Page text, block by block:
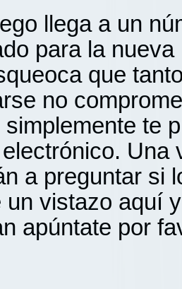
llega a un
para la
que
no
simplemente te
Una
a preguntar si
un vistazo aquí
apúntate por